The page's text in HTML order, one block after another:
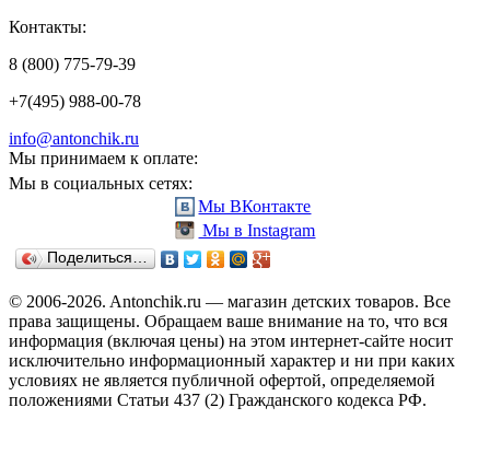
Контакты:
8 (800) 775-79-39
+7(495) 988-00-78
info@antonchik.ru
Мы принимаем к оплате:
Мы в социальных сетях:
Мы ВКонтакте
Мы в Instagram
Поделиться…
© 2006-2026. Antonchik.ru — магазин детских товаров. Все
права защищены. Обращаем ваше внимание на то, что вся
информация (включая цены) на этом интернет-сайте носит
исключительно информационный характер и ни при каких
условиях не является публичной офертой, определяемой
положениями Статьи 437 (2) Гражданского кодекса РФ.